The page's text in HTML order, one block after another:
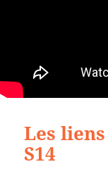
Les
S14